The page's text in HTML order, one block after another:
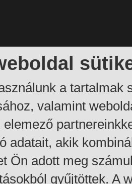
a tartalmak
valamint
elemező
adatait, akik
Ön adott meg
gyűjtöttek. A